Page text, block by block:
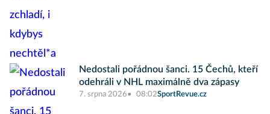
Nedostali pořádnou šanci. 15 Čechů, kteří
odehráli v NHL maximálně dva zápasy
7. srpna 2026 08:02SportRevue.cz